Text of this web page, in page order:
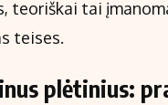
teoriškai tai
teises.
plėtinius: